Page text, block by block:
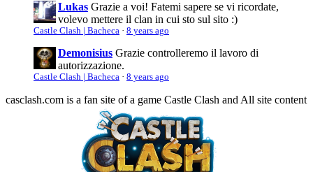
Lukas Grazie a voi! Fatemi sapere se vi ricordate,
volevo mettere il clan in cui sto sul sito :)
Castle Clash | Bacheca · 8 years ago
Demonisius Grazie controlleremo il lavoro di
autorizzazione.
Castle Clash | Bacheca · 8 years ago
casclash.com is a fan site of a game Castle Clash and All site content